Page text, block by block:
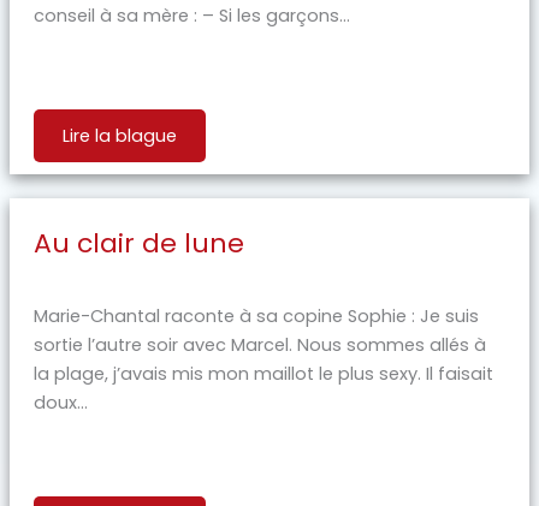
conseil à sa mère : – Si les garçons...
Lire la blague
Au clair de lune
Marie-Chantal raconte à sa copine Sophie : Je suis
sortie l’autre soir avec Marcel. Nous sommes allés à
la plage, j’avais mis mon maillot le plus sexy. Il faisait
doux...